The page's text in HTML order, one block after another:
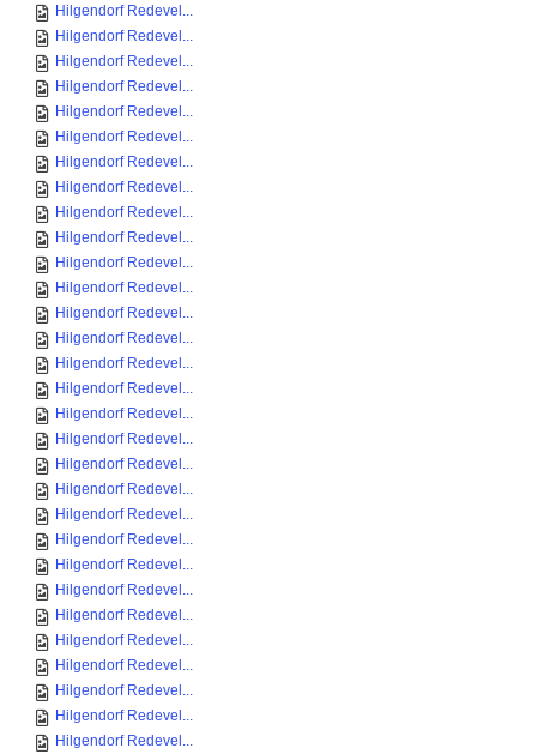
Hilgendorf Redevel...
Hilgendorf Redevel...
Hilgendorf Redevel...
Hilgendorf Redevel...
Hilgendorf Redevel...
Hilgendorf Redevel...
Hilgendorf Redevel...
Hilgendorf Redevel...
Hilgendorf Redevel...
Hilgendorf Redevel...
Hilgendorf Redevel...
Hilgendorf Redevel...
Hilgendorf Redevel...
Hilgendorf Redevel...
Hilgendorf Redevel...
Hilgendorf Redevel...
Hilgendorf Redevel...
Hilgendorf Redevel...
Hilgendorf Redevel...
Hilgendorf Redevel...
Hilgendorf Redevel...
Hilgendorf Redevel...
Hilgendorf Redevel...
Hilgendorf Redevel...
Hilgendorf Redevel...
Hilgendorf Redevel...
Hilgendorf Redevel...
Hilgendorf Redevel...
Hilgendorf Redevel...
Hilgendorf Redevel...